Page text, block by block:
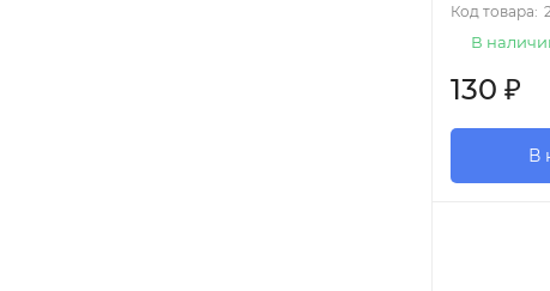
Код товара:
В
130 ₽
В